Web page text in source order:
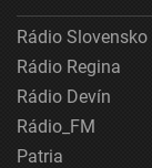
Rádio Slovensko
Rádio Regina
Rádio Devín
Rádio_FM
Patria